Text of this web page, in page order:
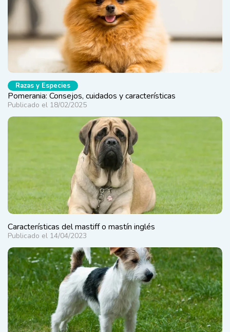
Razas y Especies
Pomerania: Consejos, cuidados y características
Publicado el 18/02/2025
Características del mastiff o mastín inglés
Publicado el 14/04/2023